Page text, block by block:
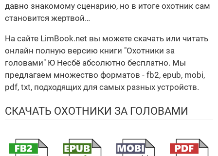
давно знакомому сценарию, но в итоге охотник сам
становится жертвой…
На сайте LimBook.net вы можете скачать или читать
онлайн полную версию книги "Охотники за
головами" Ю Несбё абсолютно бесплатно. Мы
предлагаем множество форматов - fb2, epub, mobi,
pdf, txt, подходящих для самых разных устройств.
СКАЧАТЬ ОХОТНИКИ ЗА ГОЛОВАМИ